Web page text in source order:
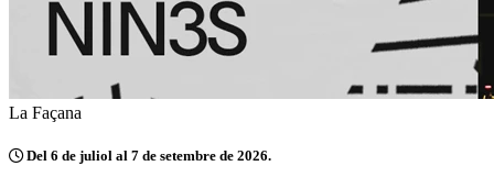
La Façana
Del 6 de juliol al 7 de setembre de 2026.